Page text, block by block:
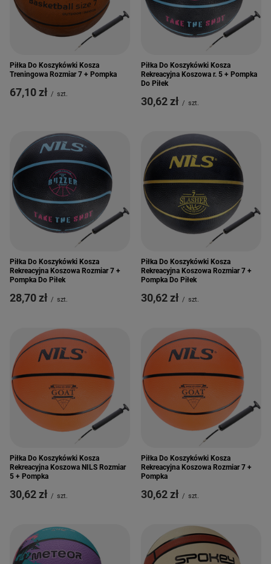
Piłka Do Koszykówki Kosza
Treningowa Rozmiar 7 + Pompka
67,10 zł / szt.
Piłka Do Koszykówki Kosza
Rekreacyjna Koszowa r. 5 + Pompka
Do Piłek
30,62 zł / szt.
Piłka Do Koszykówki Kosza
Rekreacyjna Koszowa Rozmiar 7 +
Pompka Do Piłek
28,70 zł / szt.
Piłka Do Koszykówki Kosza
Rekreacyjna Koszowa Rozmiar 7 +
Pompka Do Piłek
30,62 zł / szt.
Piłka Do Koszykówki Kosza
Rekreacyjna Koszowa NILS Rozmiar
5 + Pompka
30,62 zł / szt.
Piłka Do Koszykówki Kosza
Rekreacyjna Koszowa Rozmiar 7 +
Pompka
30,62 zł / szt.